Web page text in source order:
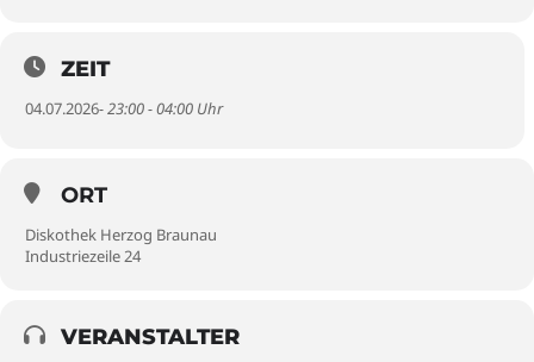
ZEIT
04.07.2026- 23:00 - 04:00 Uhr
ORT
Diskothek Herzog Braunau
Industriezeile 24
VERANSTALTER